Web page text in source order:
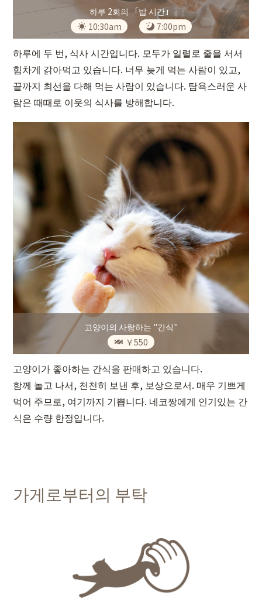
하루 2회의 「밥 시간」
10:30am
7:00pm
하루에 두 번, 식사 시간입니다. 모두가 일렬로 줄을 서서
힘차게 갉아먹고 있습니다. 너무 늦게 먹는 사람이 있고,
끝까지 최선을 다해 먹는 사람이 있습니다. 탐욕스러운 사
람은 때때로 이웃의 식사를 방해합니다.
고양이의 사랑하는 "간식"
￥550
고양이가 좋아하는 간식을 판매하고 있습니다.
함께 놀고 나서, 천천히 보낸 후, 보상으로서. 매우 기쁘게
먹어 주므로, 여기까지 기쁩니다. 네코짱에게 인기있는 간
식은 수량 한정입니다.
가게로부터의 부탁